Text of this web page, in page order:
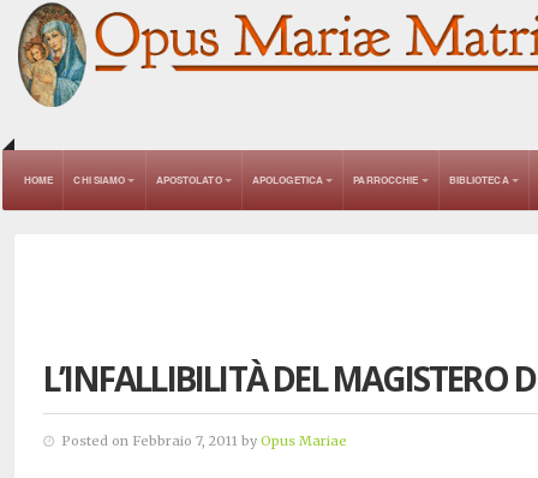
HOME CHI SIAMO APOSTOLATO APOLOGETICA PARROCCHIE BIBLIOTECA
L’INFALLIBILITÀ DEL MAGISTERO
Posted on Febbraio 7, 2011 by Opus Mariae